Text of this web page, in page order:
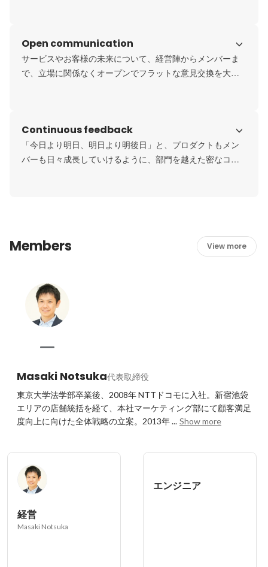
めしないこともあります。
売上や数字だけを追うのではなく、「未来の顧客と、顧客
の未来を考える」ことを、最も大切な価値観としていま
Open communication
サービスやお客様の未来について、経営陣からメンバーま
で、立場に関係なくオープンでフラットな意見交換を大切
あうことを重視しています。
その姿勢を組織づくりや人材育成にも反映し、カルチャー
を育んでいます。
Continuous feedback
「今日より明日、明日より明後日」と、プロダクトもメン
バーも日々成長していけるように、部門を越えた密なコミ
Members View more
Masaki Notsuka代表取締役
東京大学法学部卒業後、2008年 NTTドコモに入社。新宿池袋
エリアの店舗統括を経て、本社マーケティング部にて顧客満足
度向上に向けた全体戦略の立案。2013年 ... Show more
経営
Masaki Notsuka
エンジニア